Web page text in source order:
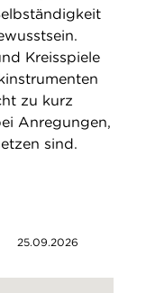
Kreisspiele
zu kurz
Anregungen,
sind.
25.09.2026